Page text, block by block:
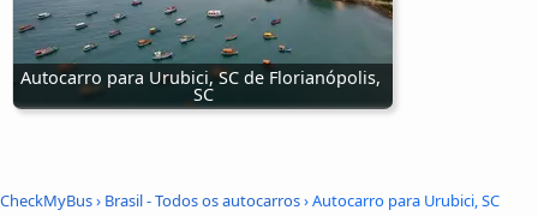
Autocarro para Urubici, SC de Florianópolis,
SC
CheckMyBus› Brasil - Todos os autocarros› Autocarro para Urubici, SC